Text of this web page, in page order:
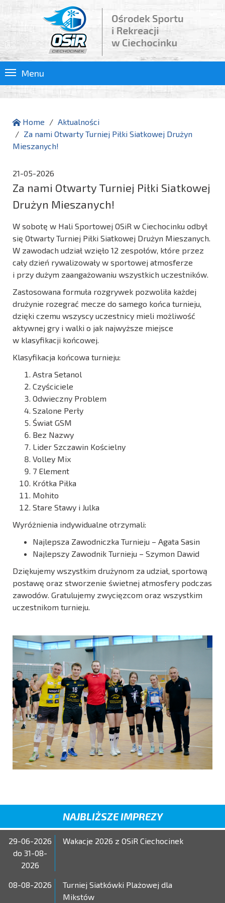
Menu
Home
Aktualności
Za nami Otwarty Turniej Piłki Siatkowej Drużyn
Mieszanych!
21-05-2026
Za nami Otwarty Turniej Piłki Siatkowej
Drużyn Mieszanych!
W sobotę w Hali Sportowej OSiR w Ciechocinku odbył
się Otwarty Turniej Piłki Siatkowej Drużyn Mieszanych.
W zawodach udział wzięło 12 zespołów, które przez
cały dzień rywalizowały w sportowej atmosferze
i przy dużym zaangażowaniu wszystkich uczestników.
Zastosowana formuła rozgrywek pozwoliła każdej
drużynie rozegrać mecze do samego końca turnieju,
dzięki czemu wszyscy uczestnicy mieli możliwość
aktywnej gry i walki o jak najwyższe miejsce
w klasyfikacji końcowej.
Klasyfikacja końcowa turnieju:
Astra Setanol
Czyściciele
Odwieczny Problem
Szalone Perły
Świat GSM
Bez Nazwy
Lider Szczawin Kościelny
Volley Mix
7 Element
Krótka Piłka
Mohito
Stare Stawy i Julka
Wyróżnienia indywidualne otrzymali:
Najlepsza Zawodniczka Turnieju – Agata Sasin
Najlepszy Zawodnik Turnieju – Szymon Dawid
Dziękujemy wszystkim drużynom za udział, sportową
postawę oraz stworzenie świetnej atmosfery podczas
zawodów. Gratulujemy zwycięzcom oraz wszystkim
uczestnikom turnieju.
NAJBLIŻSZE IMPREZY
29-06-2026
do 31-08-
2026
Wakacje 2026 z OSiR Ciechocinek
08-08-2026
Turniej Siatkówki Plażowej dla
Mikstów